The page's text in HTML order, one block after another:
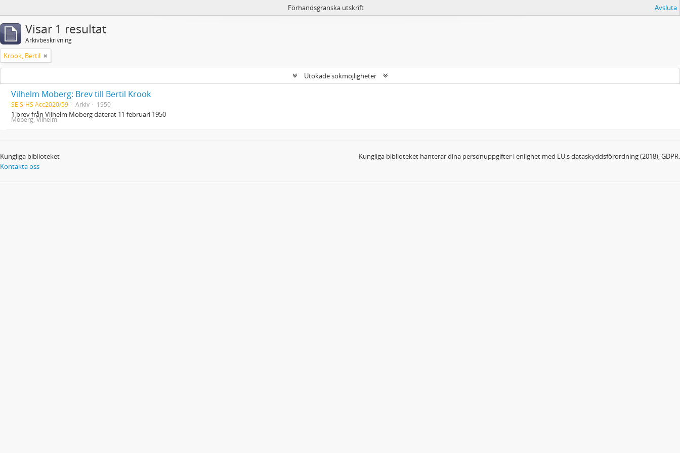
Förhandsgranska utskrift Avsluta
Visar 1 resultat
Arkivbeskrivning
Krook, Bertil
Utökade sökmöjligheter
Vilhelm Moberg: Brev till Bertil Krook
SE S-HS Acc2020/59 Arkiv 1950
1 brev från Vilhelm Moberg daterat 11 februari 1950
Moberg, Vilhelm
Kungliga biblioteket
Kontakta oss
Kungliga biblioteket hanterar dina personuppgifter i enlighet med EU:s dataskyddsförordning (2018), GDPR.